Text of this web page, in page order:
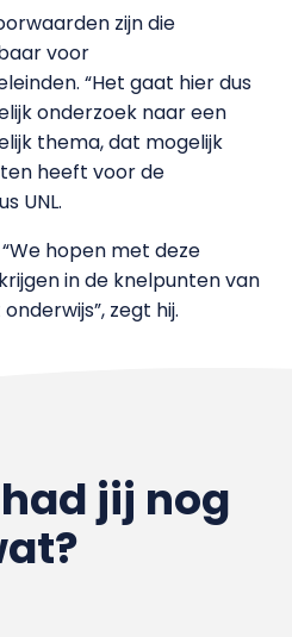
zijn die
voor
“Het gaat hier dus
onderzoek naar een
thema, dat mogelijk
heeft voor de
UNL.
hopen met deze
in de knelpunten van
zegt hij.
jij nog